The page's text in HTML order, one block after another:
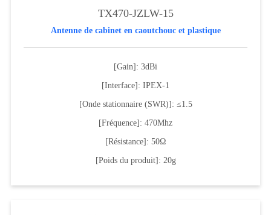
TX470-JZLW-15
Antenne de cabinet en caoutchouc et plastique
[Gain]: 3dBi
[Interface]: IPEX-1
[Onde stationnaire (SWR)]: ≤1.5
[Fréquence]: 470Mhz
[Résistance]: 50Ω
[Poids du produit]: 20g